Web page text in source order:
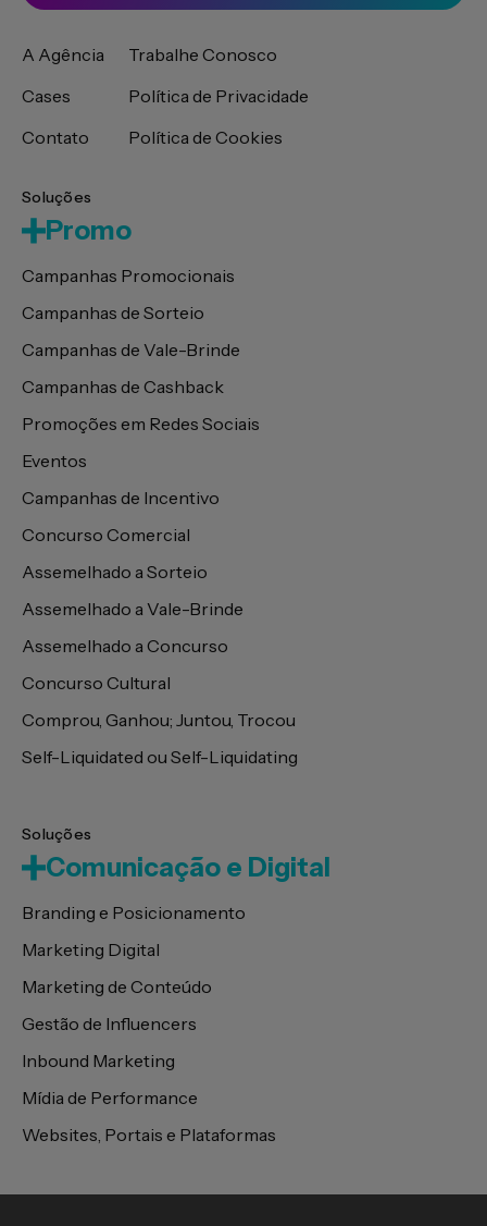
A Agência
Cases
Contato
Trabalhe Conosco
Política de Privacidade
Política de Cookies
Soluções
Promo
Campanhas Promocionais
Campanhas de Sorteio
Campanhas de Vale-Brinde
Campanhas de Cashback
Promoções em Redes Sociais
Eventos
Campanhas de Incentivo
Concurso Comercial
Assemelhado a Sorteio
Assemelhado a Vale-Brinde
Assemelhado a Concurso
Concurso Cultural
Comprou, Ganhou; Juntou, Trocou
Self-Liquidated ou Self-Liquidating
Soluções
Comunicação e Digital
Branding e Posicionamento
Marketing Digital
Marketing de Conteúdo
Gestão de Influencers
Inbound Marketing
Mídia de Performance
Websites, Portais e Plataformas